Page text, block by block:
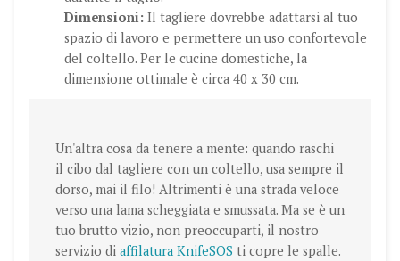
Dimensioni: Il tagliere dovrebbe adattarsi al tuo
spazio di lavoro e permettere un uso confortevole
del coltello. Per le cucine domestiche, la
dimensione ottimale è circa 40 x 30 cm.
Un'altra cosa da tenere a mente: quando raschi
il cibo dal tagliere con un coltello, usa sempre il
dorso, mai il filo! Altrimenti è una strada veloce
verso una lama scheggiata e smussata. Ma se è un
tuo brutto vizio, non preoccuparti, il nostro
servizio di affilatura KnifeSOS ti copre le spalle.